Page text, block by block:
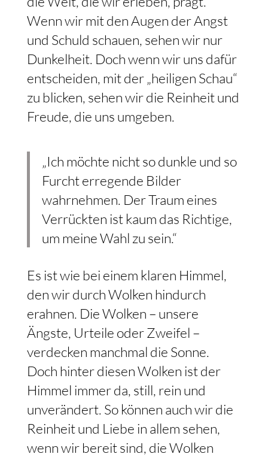
Wenn wir mit den Augen der Angst
und Schuld schauen, sehen wir nur
Dunkelheit. Doch wenn wir uns dafür
entscheiden, mit der „heiligen Schau“
zu blicken, sehen wir die Reinheit und
Freude, die uns umgeben.
„Ich möchte nicht so dunkle und so
Furcht erregende Bilder
wahrnehmen. Der Traum eines
Verrückten ist kaum das Richtige,
um meine Wahl zu sein.“
Es ist wie bei einem klaren Himmel,
den wir durch Wolken hindurch
erahnen. Die Wolken – unsere
Ängste, Urteile oder Zweifel –
verdecken manchmal die Sonne.
Doch hinter diesen Wolken ist der
Himmel immer da, still, rein und
unverändert. So können auch wir die
Reinheit und Liebe in allem sehen,
wenn wir bereit sind, die Wolken